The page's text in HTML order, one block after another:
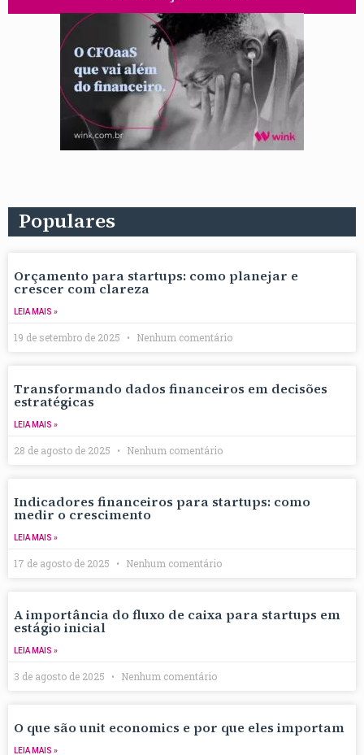
Populares
Orçamento para startups: como planejar e
crescer com clareza
LEIA MAIS »
19 de setembro de 2025 Nenhum comentário
Transformando dados financeiros em decisões
estratégicas
LEIA MAIS »
28 de agosto de 2025 Nenhum comentário
Indicadores financeiros para startups: como
medir o crescimento
LEIA MAIS »
17 de agosto de 2025 Nenhum comentário
A importância do fluxo de caixa para startups em
estágio inicial
LEIA MAIS »
3 de agosto de 2025 Nenhum comentário
O que são unit economics e por que eles importam
LEIA MAIS »